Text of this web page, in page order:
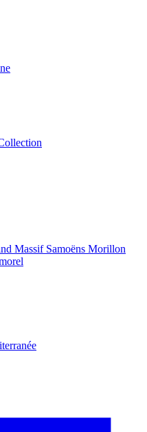
Massif Samoëns Morillon